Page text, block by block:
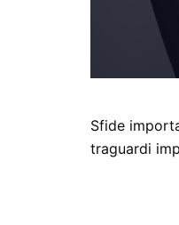
Sfide
traguardi